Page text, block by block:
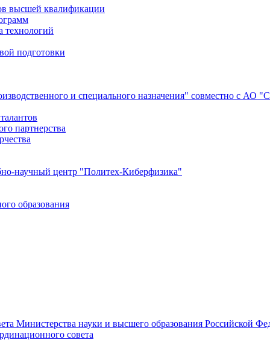
высшей квалификации
технологий
подготовки
и специального назначения" совместно с
партнерства
научный центр "Политех-Киберфизика"
образования
Министерства науки и высшего образования Российской
совета